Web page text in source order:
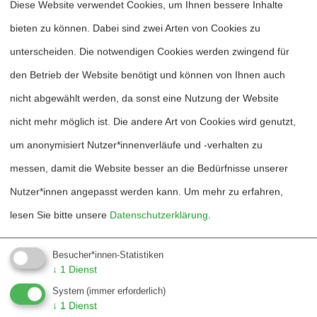
Konfliktlinien früh abzeichnen.
Dieser Artikel steht vorübergehend nur als
Abstrakt zur Verfügung ...
in Wissenschaft & Frieden
2026/1:Ozeanien, Seite 21-23
Heftarchiv
Dossierarchiv
Blog
Diese Website verwendet Cookies, um Ihnen bessere Inhalte
bieten zu können. Dabei sind zwei Arten von Cookies zu
unterscheiden. Die notwendigen Cookies werden zwingend für
den Betrieb der Website benötigt und können von Ihnen auch
nicht abgewählt werden, da sonst eine Nutzung der Website
nicht mehr möglich ist. Die andere Art von Cookies wird genutzt,
um anonymisiert Nutzer*innenverläufe und -verhalten zu
messen, damit die Website besser an die Bedürfnisse unserer
Nutzer*innen angepasst werden kann. Um mehr zu erfahren,
lesen Sie bitte unsere Datenschutzerklärung.
Besucher*innen-Statistiken
↓ 1 Dienst
System (immer erforderlich)
↓ 1 Dienst